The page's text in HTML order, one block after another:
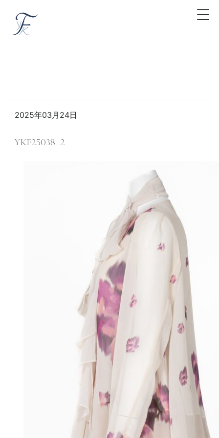
2025年03月24日
YKF25038_2